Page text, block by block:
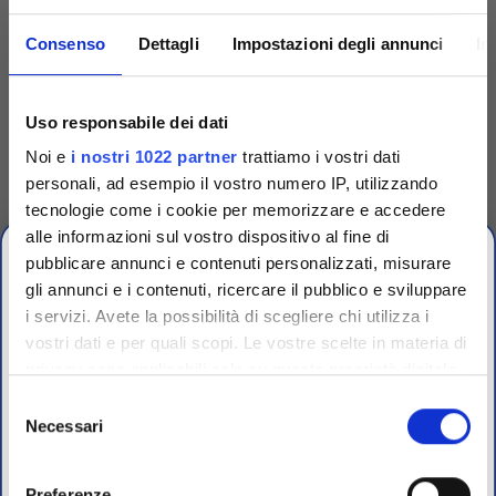
Consenso Dettagli Impostazioni degli annunci
Uso responsabile dei dati
Noi e i nostri 1022 partner trattiamo i vostri dati
personali, ad esempio il vostro numero IP, utilizzando
tecnologie come i cookie per memorizzare e accedere
alle informazioni sul vostro dispositivo al fine di
pubblicare annunci e contenuti personalizzati, misurare
gli annunci e i contenuti, ricercare il pubblico e sviluppare
i servizi. Avete la possibilità di scegliere chi utilizza i
vostri dati e per quali scopi. Le vostre scelte in materia di
modificare o revocare il proprio consenso in qualsiasi
momento dalla Dichiarazione sui cookie o facendo clic
delNecessari
CodiceTS30-D
Anse sterili 5 µl per
inoculo bustine da 20
Anse per inoculazione da 5 μl,
colore rosso. In bustine da 20
pz
Accedi Per visualizzare
prezzi e schede tecniche
Anse sterili 5 µl conf.
singola
Anse per inoculazione da 5 μl,
colore rosso. Conf. singola
Accedi Per visualizzare
prezzi e schede tecniche
CHIUSURA